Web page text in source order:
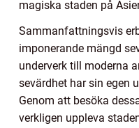
magiska staden på
Sammanfattningsvis
imponerande mängd
underverk till moderna
sevärdhet har sin egen
Genom att besöka
verkligen uppleva